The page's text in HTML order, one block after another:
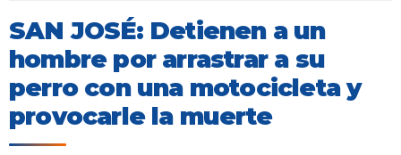
SAN JOSÉ: Detienen a un
hombre por arrastrar a su
perro con una motocicleta y
provocarle la muerte